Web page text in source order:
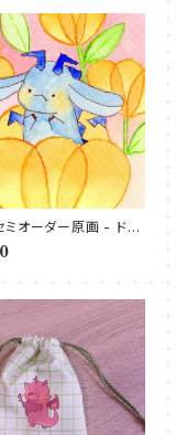
ミオーダー原画 - ドラ
紙付き）